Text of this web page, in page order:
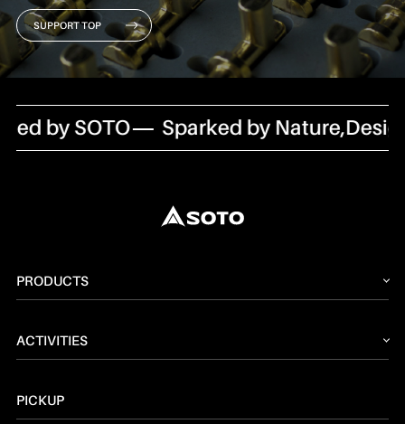
SUPPORT TOP
by SOTO Sparked by
PRODUCTS
ストーブ
ACTIVITIES
レシピ
PICKUP